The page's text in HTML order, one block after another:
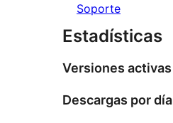
Soporte
Estadísticas
Versiones activas
Descargas por día